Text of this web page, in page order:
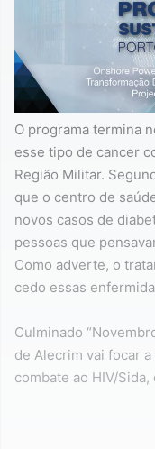
O programa termina
esse tipo de cancer
Região Militar.
que o centro de
novos casos de
pessoas que
Como adverte, o
cedo essas
Culminado
de Alecrim vai focar
combate ao HIV/